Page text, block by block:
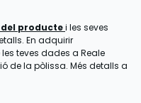
productei les seves
En adquirir
teves dades a Reale
de la pòlissa. Més detalls a